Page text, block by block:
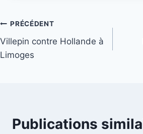
Navigation
de
PRÉCÉDENT
Villepin contre Hollande à
Limoges
Publications